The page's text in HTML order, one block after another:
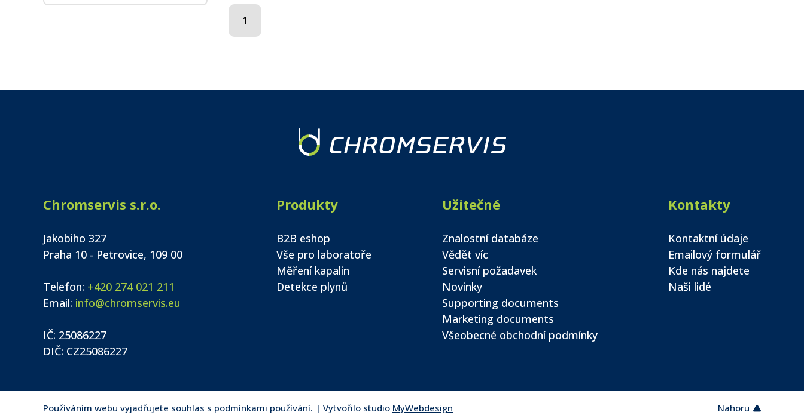
1
Chromservis s.r.o.
Jakobiho 327
Praha 10 - Petrovice, 109 00
Telefon: +420 274 021 211
Email: info@chromservis.eu
IČ: 25086227
DIČ: CZ25086227
Produkty
B2B eshop
Vše pro laboratoře
Měření kapalin
Detekce plynů
Užitečné
Znalostní databáze
Vědět víc
Servisní požadavek
Novinky
Supporting documents
Marketing documents
Všeobecné obchodní podmínky
Kontakty
Kontaktní údaje
Emailový formulář
Kde nás najdete
Naši lidé
Používáním webu vyjadřujete souhlas s podmínkami používání. | Vytvořilo studio MyWebdesign Nahoru